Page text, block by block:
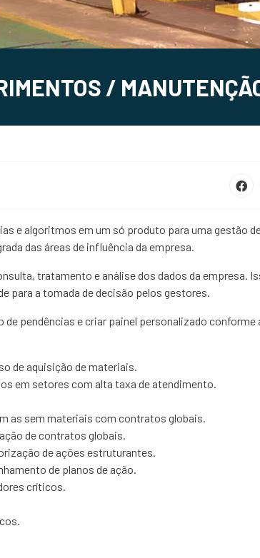
/
e algoritmos em um só produto para uma gestão
das áreas de influência da empresa.
tratamento e análise dos dados da empresa.
para a tomada de decisão pelos gestores.
pendências e criar painel personalizado conforme
de aquisição de materiais.
em setores com alta taxa de atendimento.
as sem materiais com contratos globais.
de contratos globais.
de ações estruturantes.
de planos de ação.
críticos.